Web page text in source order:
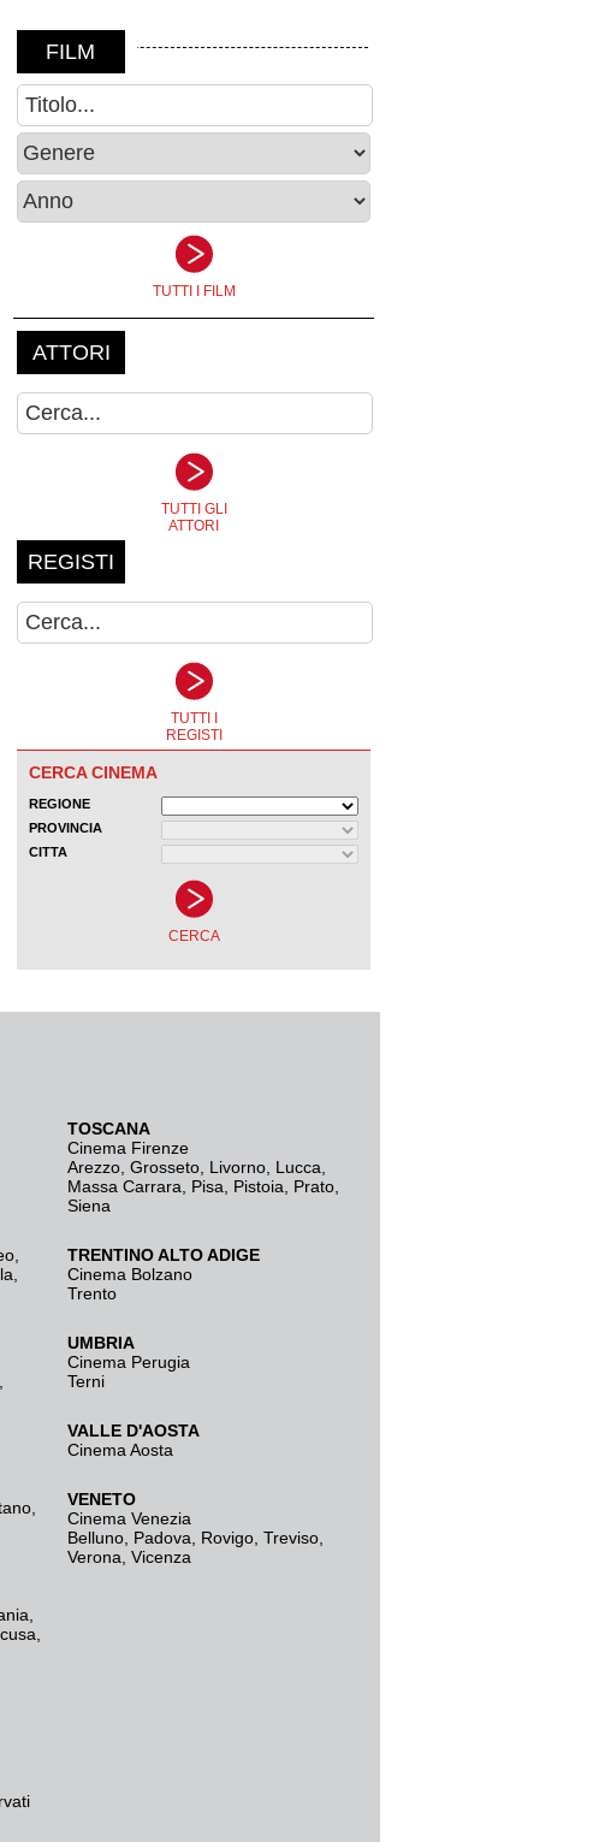
TOSCANA
Cinema Firenze
Arezzo Grosseto Livorno Lucca
Massa Carrara
Pisa Pistoia Prato
Siena
TRENTINO ALTO ADIGE
Cinema Bolzano
Trento
UMBRIA
Cinema Perugia
Terni
VALLE D'AOSTA
Cinema Aosta
VENETO
Cinema Venezia
Belluno Padova Rovigo Treviso
Verona Vicenza